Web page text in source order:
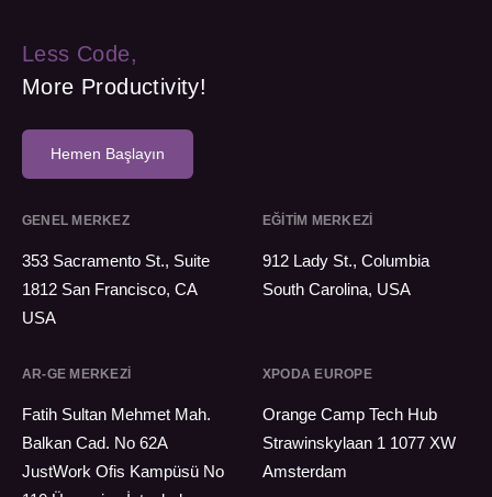
Less Code,
More Productivity!
Hemen Başlayın
GENEL MERKEZ
353 Sacramento St., Suite
1812 San Francisco, CA
USA
EĞİTİM MERKEZİ
912 Lady St., Columbia
South Carolina, USA
AR-GE MERKEZI
Fatih Sultan Mehmet Mah.
Balkan Cad. No 62A
JustWork Ofis Kampüsü No
XPODA EUROPE
Orange Camp Tech Hub
Strawinskylaan 1 1077 XW
Amsterdam